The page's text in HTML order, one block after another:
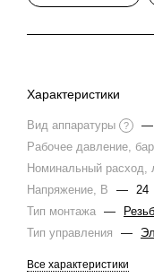
Характеристики
Вид аппаратуры ? —
Рабочее давление, бар
Номинальный расход,
Напряжение, В
— 24
Тип монтажа —
Тип управления
—
Все характеристики